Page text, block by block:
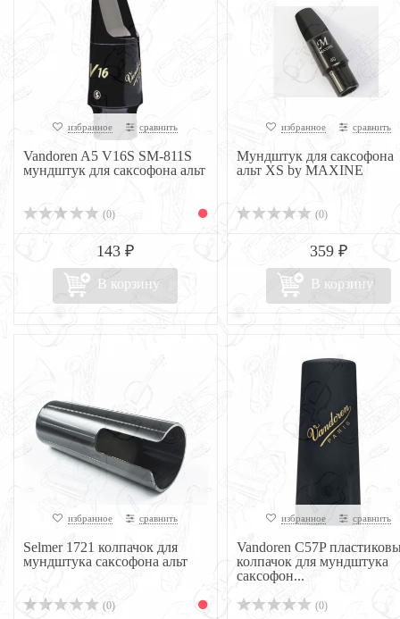
избранное сравнить
Vandoren A5 V16S SM-811S
мундштук для саксофона альт
(0)
143 ₽
В корзину
избранное сравнить
Мундштук для саксофона
альт XS by MAXINE
(0)
359 ₽
В корзину
избранное сравнить
Selmer 1721 колпачок для
мундштука саксофона альт
(0)
избранное сравнить
Vandoren C57P
колпачок для мундштука
саксофон...
(0)